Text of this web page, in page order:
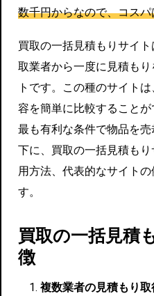
数千円からなので、コス
買取の一括見積もりサイ
取業者から一度に見積も
トです。この種のサイト
容を簡単に比較すること
最も有利な条件で物品を
下に、買取の一括見積も
用方法、代表的なサイト
す。
買取の一括見積
徴
複数業者の見積もり取